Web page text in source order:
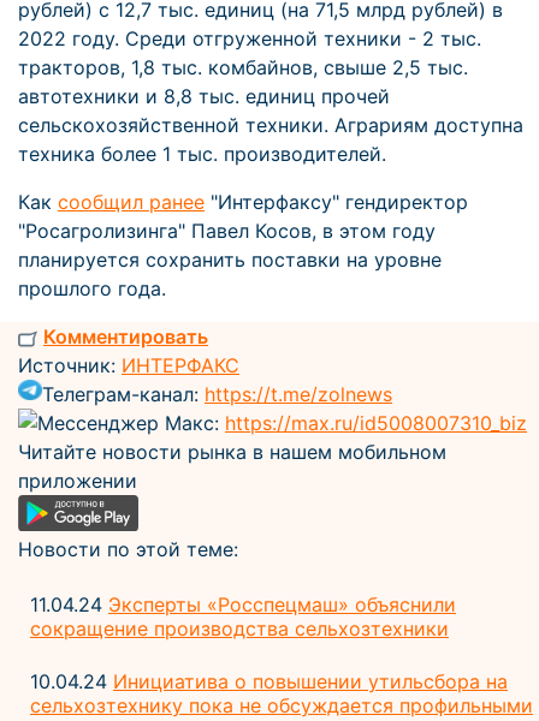
рублей) с 12,7 тыс. единиц (на 71,5 млрд рублей) в
2022 году. Среди отгруженной техники - 2 тыс.
тракторов, 1,8 тыс. комбайнов, свыше 2,5 тыс.
автотехники и 8,8 тыс. единиц прочей
сельскохозяйственной техники. Аграриям доступна
техника более 1 тыс. производителей.
Как сообщил ранее "Интерфаксу" гендиректор
"Росагролизинга" Павел Косов, в этом году
планируется сохранить поставки на уровне
прошлого года.
Комментировать
Источник: ИНТЕРФАКС
Телеграм-канал: https://t.me/zolnews
Мессенджер Макс: https://max.ru/id5008007310_biz
Читайте новости рынка в нашем мобильном
приложении
Новости по этой теме:
11.04.24 Эксперты «Росспецмаш» объяснили
сокращение производства сельхозтехники
10.04.24 Инициатива о повышении утильсбора на
сельхозтехнику пока не обсуждается профильными